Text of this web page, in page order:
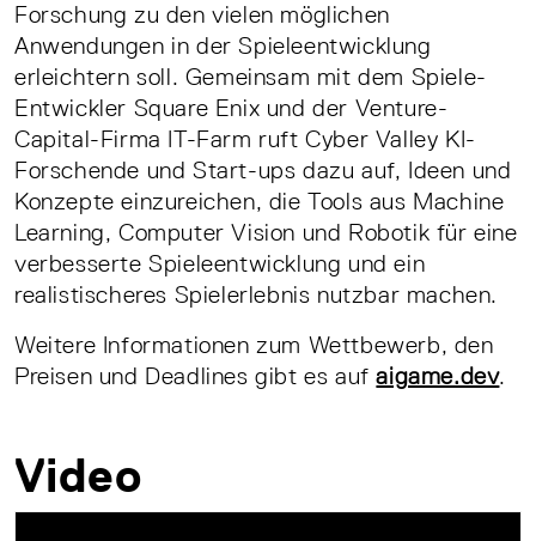
Forschung zu den vielen möglichen
Anwendungen in der Spieleentwicklung
erleichtern soll. Gemeinsam mit dem Spiele-
Entwickler Square Enix und der Venture-
Capital-Firma IT-Farm ruft Cyber Valley KI-
Forschende und Start-ups dazu auf, Ideen und
Konzepte einzureichen, die Tools aus Machine
Learning, Computer Vision und Robotik für eine
verbesserte Spieleentwicklung und ein
realistischeres Spielerlebnis nutzbar machen.
Weitere Informationen zum Wettbewerb, den
Preisen und Deadlines gibt es aufaigame.dev.
Video